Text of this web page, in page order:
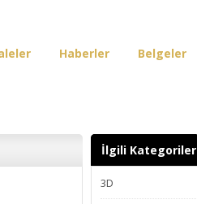
Haberler Belgeler
İlgili Kategoriler
3D